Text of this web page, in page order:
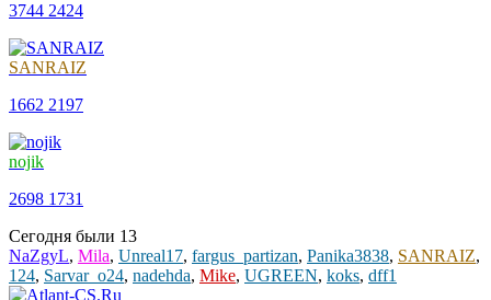
3744 2424
SANRAIZ
1662 2197
nojik
2698 1731
Сегодня были 13
NaZgyL, Mila, Unreal17, fargus_partizan, Panika3838, SANRAIZ,
124, Sarvar_o24, nadehda, Mike, UGREEN, koks, dff1